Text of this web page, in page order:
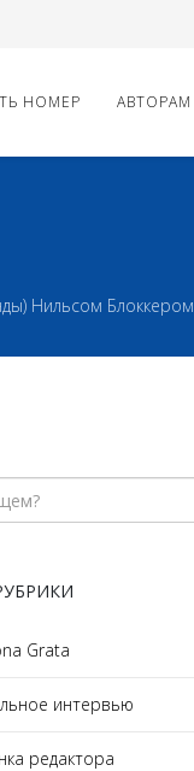
НОМЕР АВТОРАМ
Нильсом Блоккером
Grata
интервью
редактора